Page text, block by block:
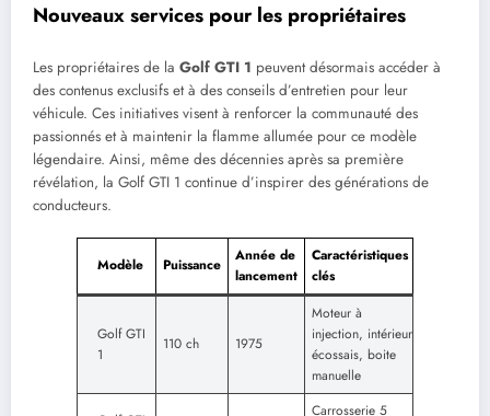
Nouveaux services pour les propriétaires
Les propriétaires de la Golf GTI 1 peuvent désormais accéder à
des contenus exclusifs et à des conseils d’entretien pour leur
véhicule. Ces initiatives visent à renforcer la communauté des
passionnés et à maintenir la flamme allumée pour ce modèle
légendaire. Ainsi, même des décennies après sa première
révélation, la Golf GTI 1 continue d’inspirer des générations de
conducteurs.
Modèle Puissance
Année de
lancement
Caractéristiques
clés
Golf GTI
1
110 ch 1975
Moteur à
injection, intérieur
écossais, boite
manuelle
Carrosserie 5